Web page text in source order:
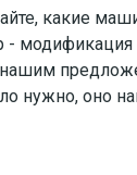
какие
нужно, оно